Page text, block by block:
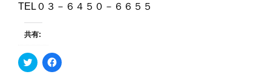
TEL０３－６４５０－６６５５
共有:
ク
リ
F
a